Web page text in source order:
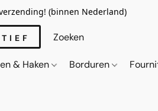
(binnen Nederland)
& Haken Borduren